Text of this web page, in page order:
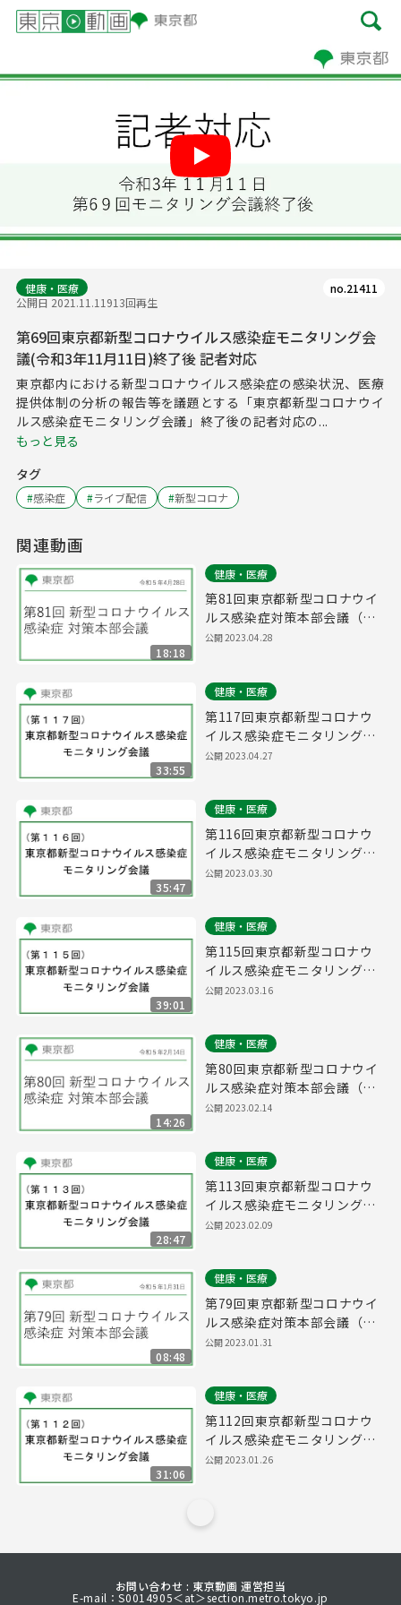
健康・医療
公開日 2021.11.11913回再生
no.21411
第69回東京都新型コロナウイルス感染症モニタリング会
議(令和3年11月11日)終了後 記者対応
東京都内における新型コロナウイルス感染症の感染状況、医療
提供体制の分析の報告等を議題とする「東京都新型コロナウイ
ルス感染症モニタリング会議」終了後の記者対応の...
もっと見る
タグ
#感染症 #ライブ配信 #新型コロナ
関連動画
18:18
健康・医療
第81回東京都新型コロナウイ
ルス感染症対策本部会議（令
和5年4月28日 17時00分～）
公開2023.04.28
33:55
健康・医療
第117回東京都新型コロナウ
イルス感染症モニタリング会
議(令和5年4月28日11時00分
公開2023.04.27
35:47
健康・医療
第116回東京都新型コロナウ
イルス感染症モニタリング会
議(令和5年3月30日13時00分
公開2023.03.30
39:01
健康・医療
第115回東京都新型コロナウ
イルス感染症モニタリング会
議(令和5年3月16日14時45分
公開2023.03.16
14:26
健康・医療
第80回東京都新型コロナウイ
ルス感染症対策本部会議（令
和5年2月14日 16時45分～）
公開2023.02.14
28:47
健康・医療
第113回東京都新型コロナウ
イルス感染症モニタリング会
議(令和5年2月9日17時15分
公開2023.02.09
08:48
健康・医療
第79回東京都新型コロナウイ
ルス感染症対策本部会議（令
和5年1月31日 16時15分～）
公開2023.01.31
31:06
健康・医療
第112回東京都新型コロナウ
イルス感染症モニタリング会
議(令和5年1月26日16時15分
公開2023.01.26
お問い合わせ : 東京動画 運営担当
E-mail：S0014905＜at＞section.metro.tokyo.jp